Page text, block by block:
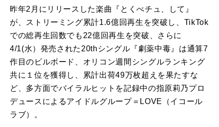
昨年2 月にリリースした楽曲『とくべチュ、して』
が、ストリーミング累計1.6億回再生を突破し、 TikTok
での総再生回数でも 22億回再生を突破、さらに
4/1(水）発売された 20th シングル『劇薬中毒』は通算7
作目のビルボード、オリコン週間シングルランキング
共に１位を獲得し、累計出荷49万枚超えを果たすな
ど、多方面でバイラルヒットを記録中の指原莉乃プロ
デュースによるアイドルグループ＝ LOVE
（イコール
ラブ）。